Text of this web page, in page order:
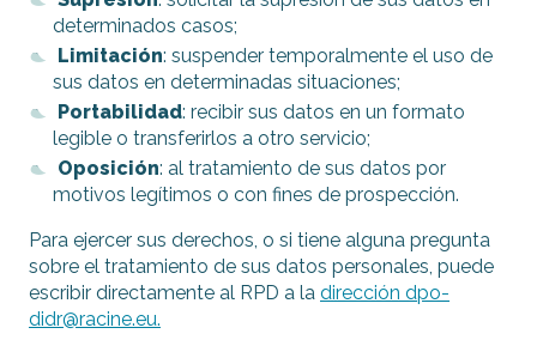
determinados casos;
Limitación: suspender temporalmente el uso de
sus datos en determinadas situaciones;
Portabilidad: recibir sus datos en un formato
legible o transferirlos a otro servicio;
Oposición: al tratamiento de sus datos por
motivos legítimos o con fines de prospección.
Para ejercer sus derechos, o si tiene alguna pregunta
sobre el tratamiento de sus datos personales, puede
escribir directamente al RPD a la dirección dpo-
didr@racine.eu.